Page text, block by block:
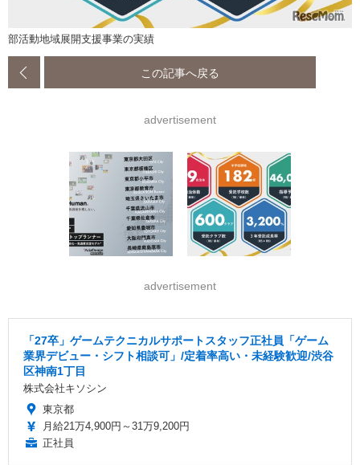
部活動地域展開支援事業の実績
この記事へ戻る
advertisement
advertisement
「27卒」ゲームテクニカルサポートスタッフ正社員「ゲーム
業界デビュー・シフト相談可」/定着率高い・未経験歓迎/渋谷
区神南1丁目
株式会社キソシン
東京都
月給21万4,900円～31万9,200円
正社員